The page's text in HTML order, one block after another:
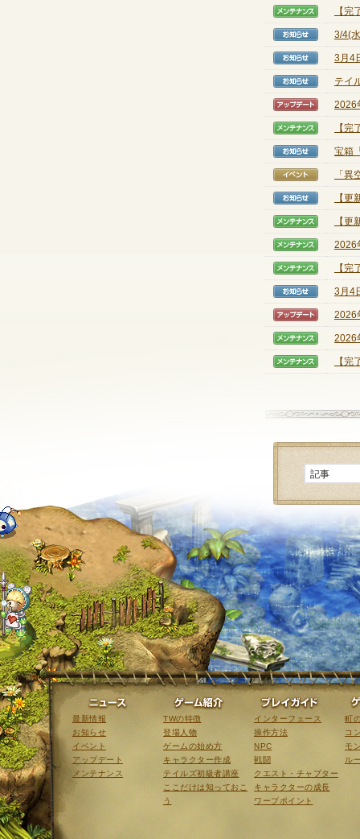
【メ
【
【お
3/4(
【お
3月4
【お
テイ
【ア
2026
【メ
【
【お
宝箱
【イ
「
【お
【
【メ
【
【メ
2026
【メ
【
【お
3月4
【ア
2026
【メ
2026
【メ
【
ニュース
最新情報
お知らせ
イベント
アップデート
メンテナンス
ゲーム紹介
TWの特徴
登場人物
ゲームの始め方
キャラクター作成
テイルズ初級者講座
ここだけは知っておこ
う
インターフェース
操作方法
NPC
戦闘
クエスト・チャプター
キャラクターの成長
ワープポイント
町
コ
モ
ル